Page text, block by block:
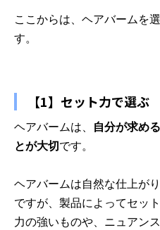
ここからは、ヘアバームを
す。
【1】セット力で選ぶ
ヘアバームは、
自分が求め
とが大切です。
ヘアバームは自然な仕上が
ですが、製品によってセッ
力の強いものや、ニュアン